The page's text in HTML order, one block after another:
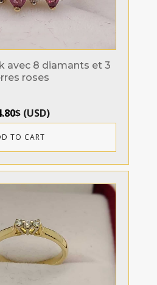
avec 8 diamants et 3
roses
$(USD)
TO CART